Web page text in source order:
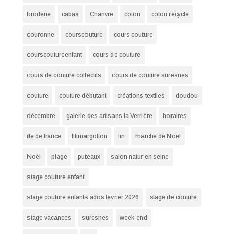
broderie cabas Chanvre coton coton recyclé
couronne courscouture cours couture
courscoutureenfant cours de couture
cours de couture collectifs cours de couture suresnes
couture couture débutant créations textiles doudou
décembre galerie des artisans la Verrière horaires
ile de france lilimargotton lin marché de Noël
Noël plage puteaux salon natur'en seine
stage couture enfant
stage couture enfants ados février 2026 stage de couture
stage vacances suresnes week-end